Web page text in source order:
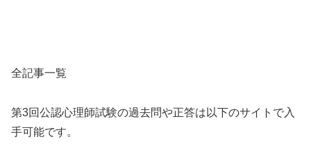
全記事一覧
第3回公認心理師試験の過去問や正答は以下のサイトで入
手可能です。